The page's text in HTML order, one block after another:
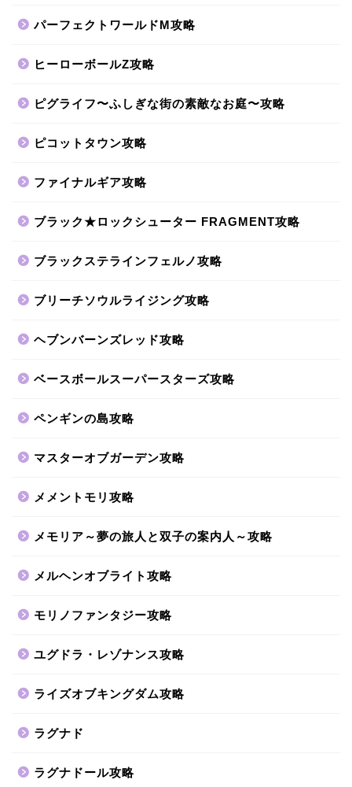
パーフェクトワールドM攻略
ヒーローボールZ攻略
ピグライフ〜ふしぎな街の素敵なお庭〜攻略
ピコットタウン攻略
ファイナルギア攻略
ブラック★ロックシューター FRAGMENT攻略
ブラックステラインフェルノ攻略
ブリーチソウルライジング攻略
ヘブンバーンズレッド攻略
ベースボールスーパースターズ攻略
ペンギンの島攻略
マスターオブガーデン攻略
メメントモリ攻略
メモリア～夢の旅人と双子の案内人～攻略
メルヘンオブライト攻略
モリノファンタジー攻略
ユグドラ・レゾナンス攻略
ライズオブキングダム攻略
ラグナド
ラグナドール攻略